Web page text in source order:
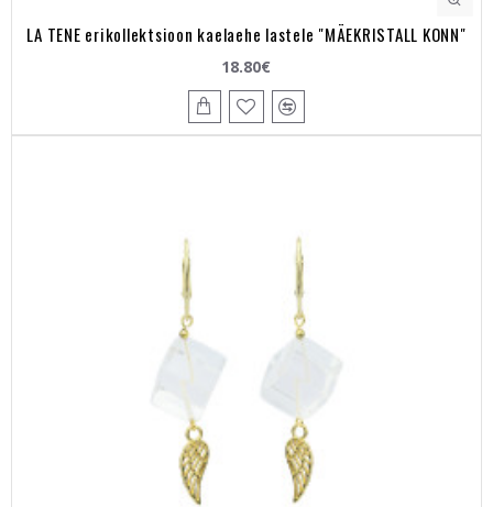
LA TENE erikollektsioon kaelaehe lastele "MÄEKRISTALL KONN"
18.80€